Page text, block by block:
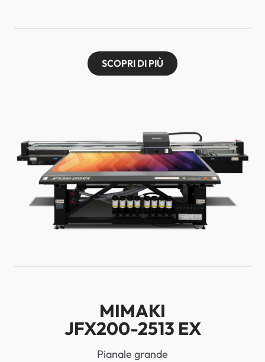
SCOPRI DI PIÙ
MIMAKI
JFX200-2513 EX
Pianale grande